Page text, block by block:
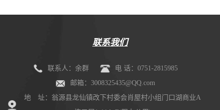
联系我们
联系人：余群
电 话：0751-2815985
邮箱：3008325435@QQ.com
地 址：翁源县龙仙镇改下村委会肖屋村小组门口湖商业A